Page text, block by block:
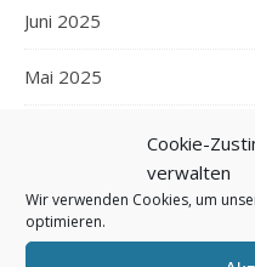
Cookie-
verwalten
Wir verwenden Cookies, um
optimieren.
Juni 2025
Mai 2025
März 2025
Februar 2025